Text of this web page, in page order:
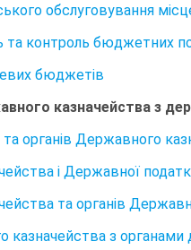
обслуговування
та контроль бюджетних
бюджетів
казначейства з
та органів Державного
і Державної
та органів
казначейства з